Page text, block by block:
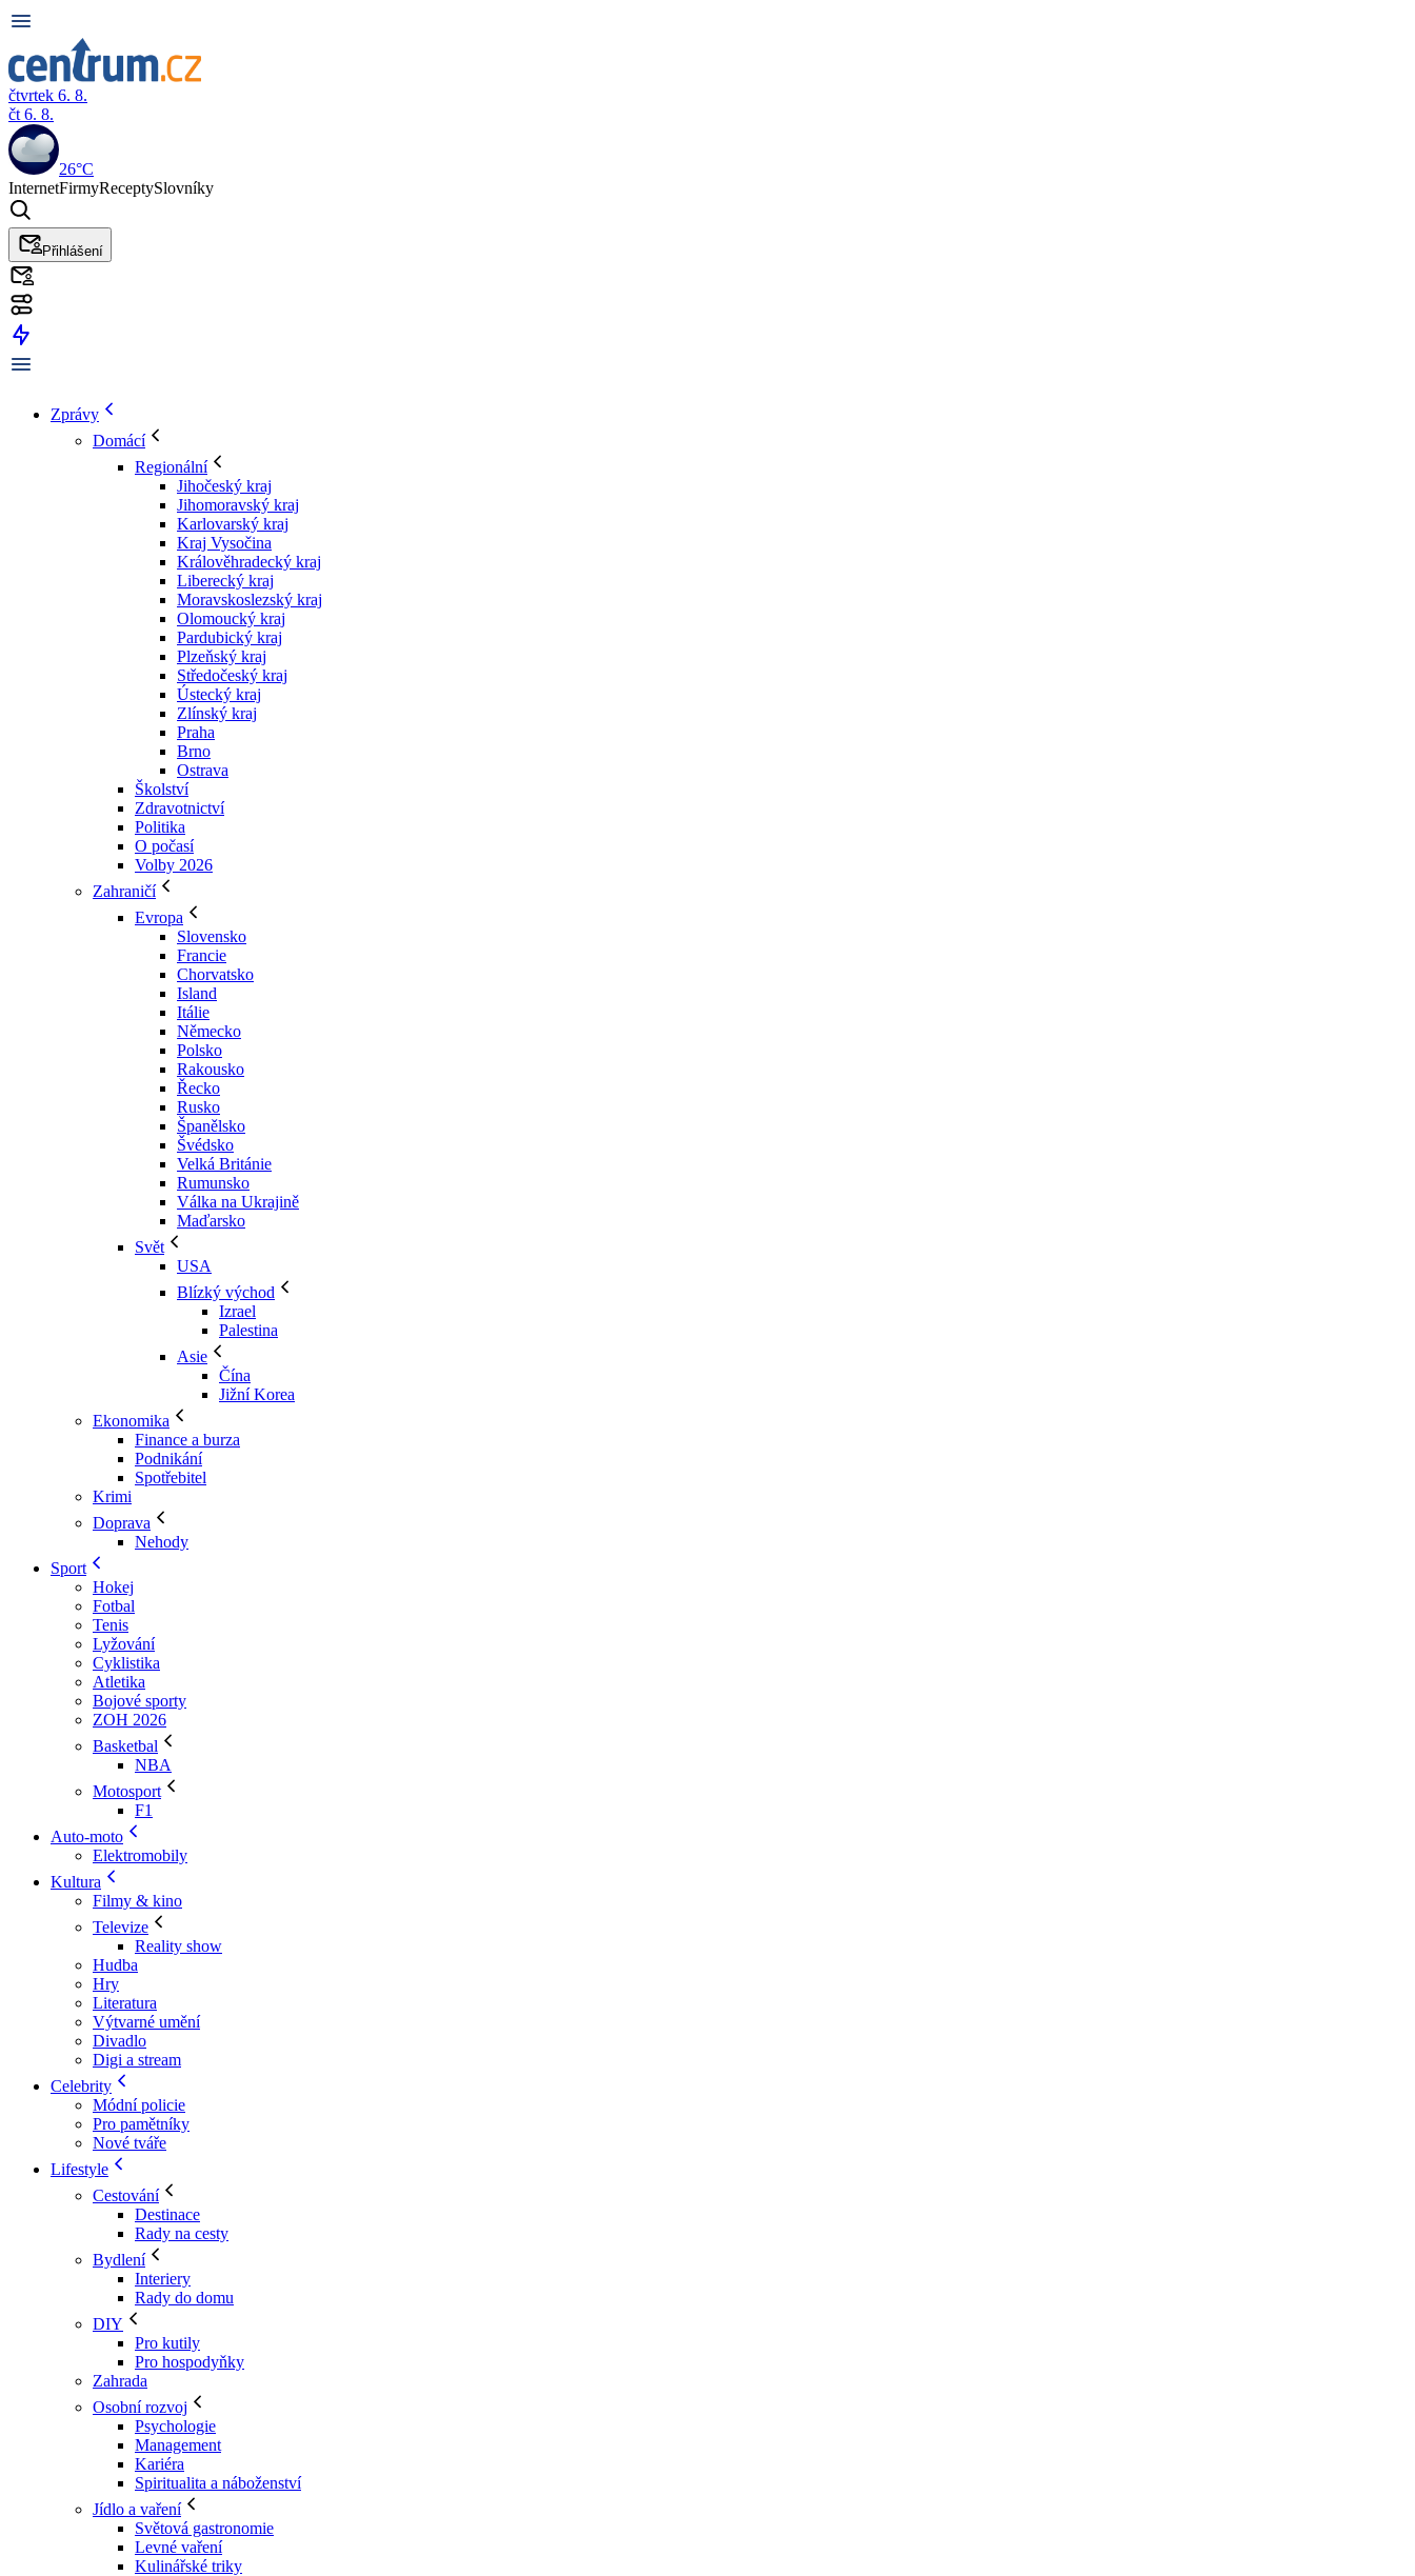
čtvrtek 6. 8.
čt 6. 8.
26°C
InternetFirmyReceptySlovníky
Přihlášení
Zprávy
Domácí
Regionální
Jihočeský kraj
Jihomoravský kraj
Karlovarský kraj
Kraj Vysočina
Králověhradecký kraj
Liberecký kraj
Moravskoslezský kraj
Olomoucký kraj
Pardubický kraj
Plzeňský kraj
Středočeský kraj
Ústecký kraj
Zlínský kraj
Praha
Brno
Ostrava
Školství
Zdravotnictví
Politika
O počasí
Volby 2026
Zahraničí
Evropa
Slovensko
Francie
Chorvatsko
Island
Itálie
Německo
Polsko
Rakousko
Řecko
Rusko
Španělsko
Švédsko
Velká Británie
Rumunsko
Válka na Ukrajině
Maďarsko
Svět
USA
Blízký východ
Izrael
Palestina
Asie
Čína
Jižní Korea
Ekonomika
Finance a burza
Podnikání
Spotřebitel
Krimi
Doprava
Nehody
Sport
Hokej
Fotbal
Tenis
Lyžování
Cyklistika
Atletika
Bojové sporty
ZOH 2026
Basketbal
NBA
Motosport
F1
Auto-moto
Elektromobily
Kultura
Filmy & kino
Televize
Reality show
Hudba
Hry
Literatura
Výtvarné umění
Divadlo
Digi a stream
Celebrity
Módní policie
Pro pamětníky
Nové tváře
Lifestyle
Cestování
Destinace
Rady na cesty
Bydlení
Interiery
Rady do domu
DIY
Pro kutily
Pro hospodyňky
Zahrada
Osobní rozvoj
Psychologie
Management
Kariéra
Spiritualita a náboženství
Jídlo a vaření
Světová gastronomie
Levné vaření
Kulinářské triky